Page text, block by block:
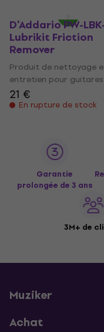
D'Addario PW-
Lubrikit Friction
Remover
Produit de nettoyage
entretien pour guitares
21 €
En rupture de stock
Garantie
prolongée de 3 ans
3M+ de
Muziker
Achat